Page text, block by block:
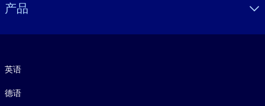
产品
英语
德语